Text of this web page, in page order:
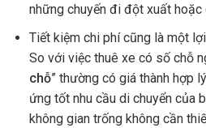
những chuyến đi đột xuất
Tiết kiệm chi phí cũng là một
So với việc thuê xe có số chỗ
chỗ” thường có giá thành hợp
ứng tốt nhu cầu di chuyển của
không gian trống không cần